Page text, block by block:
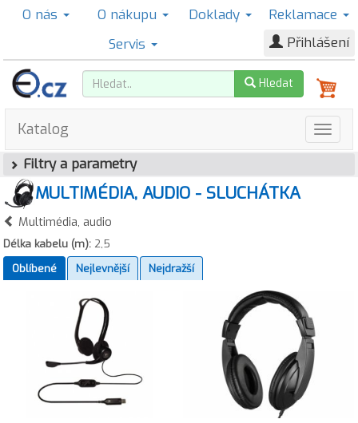
O nás O nákupu Doklady
Reklamace
Servis
Přihlášení
Hledat
Katalog
Filtry a parametry
MULTIMÉDIA, AUDIO - SLUCHÁTKA
Multimédia, audio
Délka kabelu (m): 2,5
Oblíbené
Nejlevnější Nejdražší